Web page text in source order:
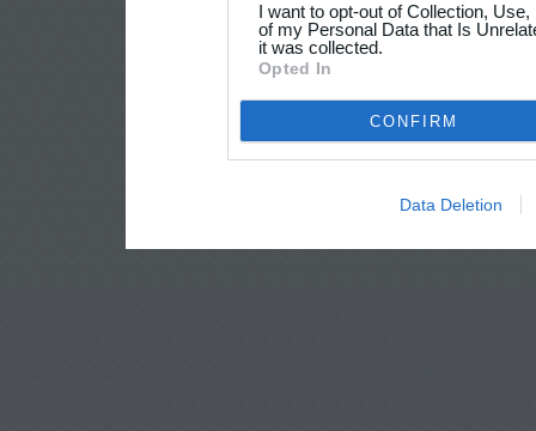
I want to opt-out of Collection,
of my Personal Data that Is
it was collected.
Opted In
CONFIRM
Data Deletion